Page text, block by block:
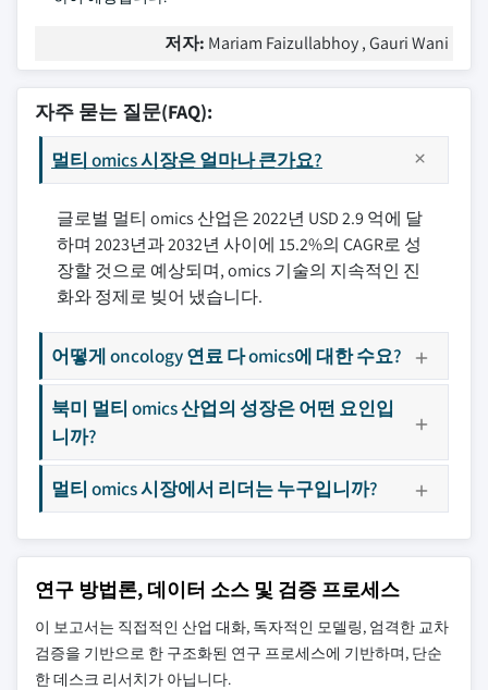
저자: Mariam Faizullabhoy , Gauri Wani
자주 묻는 질문(FAQ):
멀티 omics 시장은 얼마나 큰가요?
글로벌 멀티 omics 산업은 2022년 USD 2.9 억에 달
하며 2023년과 2032년 사이에 15.2%의 CAGR로 성
장할 것으로 예상되며, omics 기술의 지속적인 진
화와 정제로 빚어 냈습니다.
어떻게 oncology 연료 다 omics에 대한 수요?
북미 멀티 omics 산업의 성장은 어떤 요인입
니까?
멀티 omics 시장에서 리더는 누구입니까?
연구 방법론, 데이터 소스 및 검증 프로세스
이 보고서는 직접적인 산업 대화, 독자적인 모델링, 엄격한 교차
검증을 기반으로 한 구조화된 연구 프로세스에 기반하며, 단순
한 데스크 리서치가 아닙니다.